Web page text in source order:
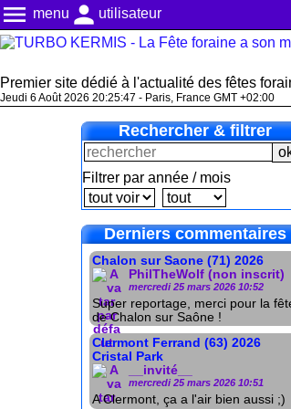
menu menu person utilisateur
Premier site dédié à l'actualité des fêtes
Jeudi 6 Août 2026 20:25:48 - Paris, France GMT +02:00
Rechercher & filtrer
Filtrer par année / mois
Derniers commentaires
Chalon sur Saone (71) 2026
PhilTheWolf (non inscrit)
mercredi 25 mars 2026 10:52
Super reportage, merci pour la
de Chalon sur Saône !
Clermont Ferrand (63) 2026
Cristal Park
__invité__
mercredi 25 mars 2026 10:51
A Clermont, ça a l'air bien aussi ;)